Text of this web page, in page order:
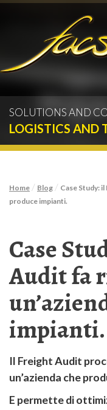
SOLUTIONS AND
LOGISTICS AND
Home / Blog / Case Study:
produce impianti.
Case
Audit fa
impianti.
Il Freight Audit
un’azienda che
E permette di